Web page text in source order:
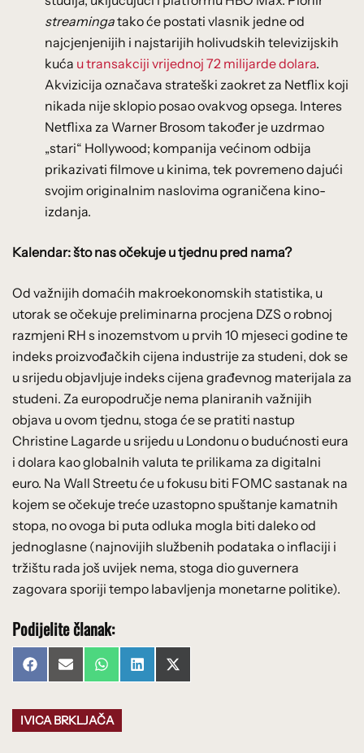
streamingatako će postati vlasnik jedne od
najcjenjenijih i najstarijih holivudskih televizijskih
kuća u transakciji vrijednoj 72 milijarde dolara.
Akvizicija označava strateški zaokret za Netflix koji
nikada nije sklopio posao ovakvog opsega. Interes
Netflixa za Warner Brosom također je uzdrmao
„stari“ Hollywood; kompanija većinom odbija
prikazivati filmove u kinima, tek povremeno dajući
svojim originalnim naslovima ograničena kino-
izdanja.
Kalendar: što nas očekuje u tjednu pred nama?
Od važnijih domaćih makroekonomskih statistika, u
utorak se očekuje preliminarna procjena DZS o robnoj
razmjeni RH s inozemstvom u prvih 10 mjeseci godine te
indeks proizvođačkih cijena industrije za studeni, dok se
u srijedu objavljuje indeks cijena građevnog materijala za
studeni. Za europodručje nema planiranih važnijih
objava u ovom tjednu, stoga će se pratiti nastup
Christine Lagarde u srijedu u Londonu o budućnosti eura
i dolara kao globalnih valuta te prilikama za digitalni
euro. Na Wall Streetu će u fokusu biti FOMC sastanak na
kojem se očekuje treće uzastopno spuštanje kamatnih
stopa, no ovoga bi puta odluka mogla biti daleko od
jednoglasne (najnovijih službenih podataka o inflaciji i
tržištu rada još uvijek nema, stoga dio guvernera
zagovara sporiji tempo labavljenja monetarne politike).
Podijelite članak:
Share
on
FacebookShare
on
Email Share
on
WhatsAppShare
on
LinkedInShare
on
X
(Twitter)
IVICA BRKLJAČA